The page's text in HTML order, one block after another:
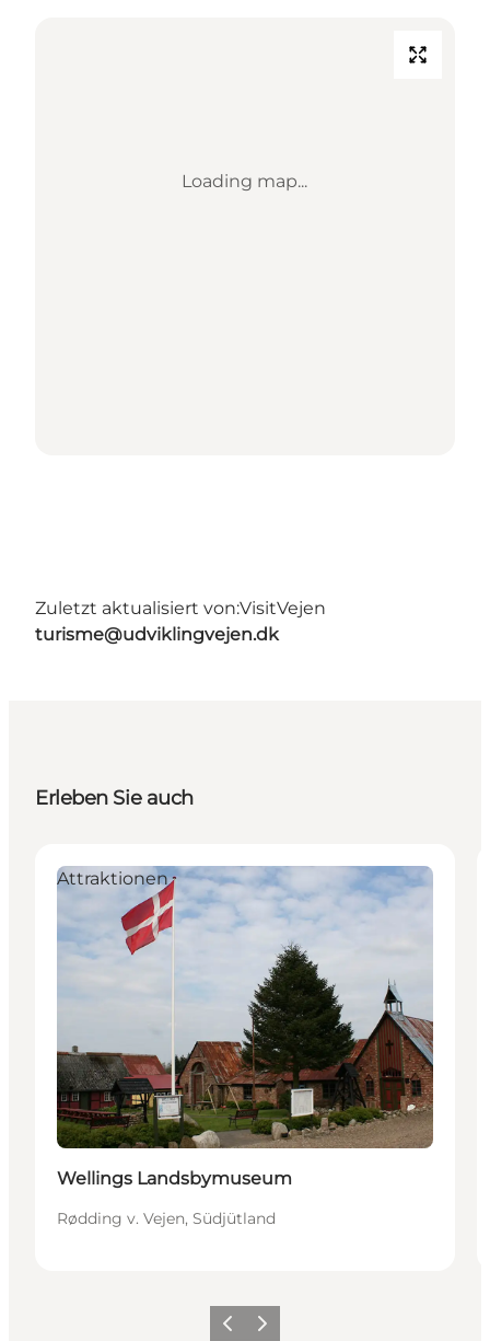
Loading map...
Zuletzt aktualisiert von:VisitVejen
turisme@udviklingvejen.dk
Erleben Sie auch
Attraktionen
Wellings Landsbymuseum
Rødding v. Vejen, Südjütland
Vorherige Folie
Nächste Folie